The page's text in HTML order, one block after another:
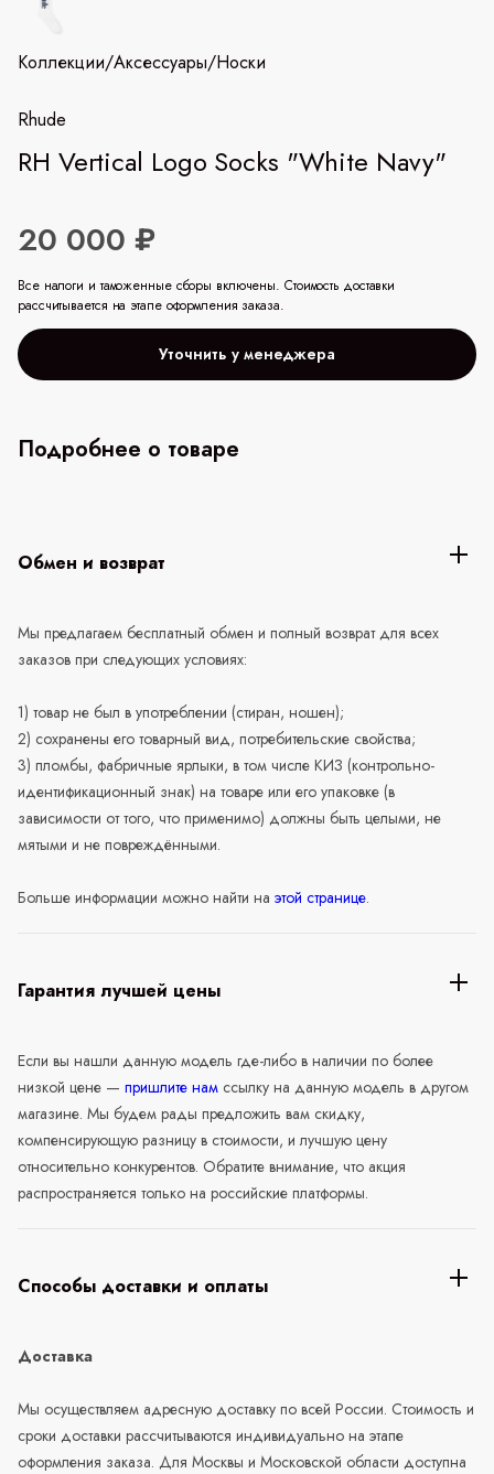
Коллекции/Аксессуары/Носки
Rhude
RH Vertical Logo Socks "White Navy"
20 000 ₽
Все налоги и таможенные сборы включены. Стоимость доставки
рассчитывается на этапе оформления заказа.
Уточнить у менеджера
Подробнее о товаре
Обмен и возврат
Мы предлагаем бесплатный обмен и полный возврат для всех
заказов при следующих условиях:
1) товар не был в употреблении (стиран, ношен);
2) сохранены его товарный вид, потребительские свойства;
3) пломбы, фабричные ярлыки, в том числе КИЗ (контрольно-
идентификационный знак) на товаре или его упаковке (в
зависимости от того, что применимо) должны быть целыми, не
мятыми и не повреждёнными.
Больше информации можно найти на этой странице.
Гарантия лучшей цены
Если вы нашли данную модель где-либо в наличии по более
низкой цене — пришлите нам ссылку на данную модель в другом
магазине. Мы будем рады предложить вам скидку,
компенсирующую разницу в стоимости, и лучшую цену
относительно конкурентов. Обратите внимание, что акция
распространяется только на российские платформы.
Способы доставки и оплаты
Доставка
Мы осуществляем адресную доставку по всей России. Стоимость и
сроки доставки рассчитываются индивидуально на этапе
оформления заказа. Для Москвы и Московской области доступна